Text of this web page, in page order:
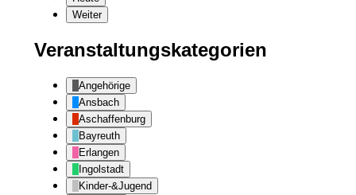
Weiter
Veranstaltungskategorien
Angehörige
Ansbach
Aschaffenburg
Bayreuth
Erlangen
Ingolstadt
Kinder-&Jugend